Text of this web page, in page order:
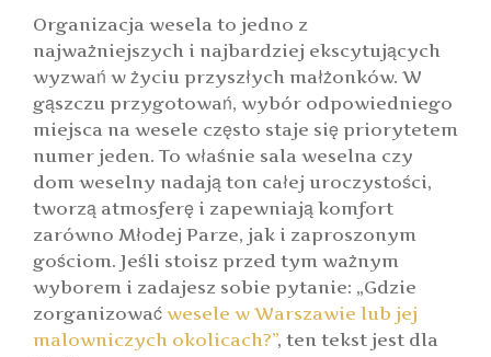
Organizacja wesela to jedno z
najważniejszych i najbardziej ekscytujących
wyzwań w życiu przyszłych małżonków. W
gąszczu przygotowań, wybór odpowiedniego
miejsca na wesele często staje się priorytetem
numer jeden. To właśnie sala weselna czy
dom weselny nadają ton całej uroczystości,
tworzą atmosferę i zapewniają komfort
zarówno Młodej Parze, jak i zaproszonym
gościom. Jeśli stoisz przed tym ważnym
wyborem i zadajesz sobie pytanie: „Gdzie
zorganizować wesele w Warszawie lub jej
malowniczych okolicach?”, ten tekst jest dla